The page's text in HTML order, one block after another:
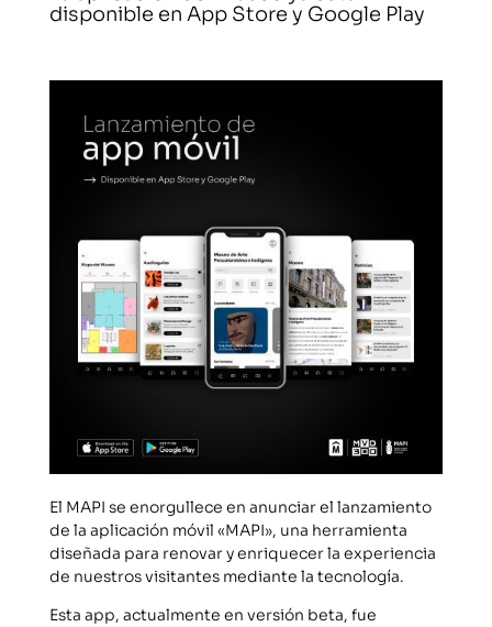
disponible en App Store y Google Play
El MAPI se enorgullece en anunciar el lanzamiento
de la aplicación móvil «MAPI», una herramienta
diseñada para renovar y enriquecer la experiencia
de nuestros visitantes mediante la tecnología.
Esta app, actualmente en versión beta, fue